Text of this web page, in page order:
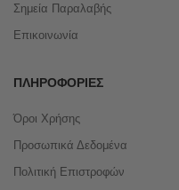
Σημεία Παραλαβής
Επικοινωνία
ΠΛΗΡΟΦΟΡΊΕΣ
Όροι Χρήσης
Προσωπικά Δεδομένα
Πολιτική Επιστροφών